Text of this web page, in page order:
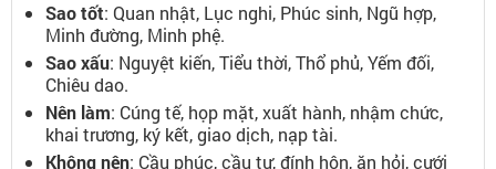
Sao tốt: Quan nhật, Lục nghi, Phúc sinh, Ngũ hợp,
Minh đường, Minh phệ.
Sao xấu: Nguyệt kiến, Tiểu thời, Thổ phủ, Yếm đối,
Chiêu dao.
Nên làm: Cúng tế, họp mặt, xuất hành, nhậm chức,
khai trương, ký kết, giao dịch, nạp tài.
Không nên: Cầu phúc, cầu tự, đính hôn, ăn hỏi, cưới